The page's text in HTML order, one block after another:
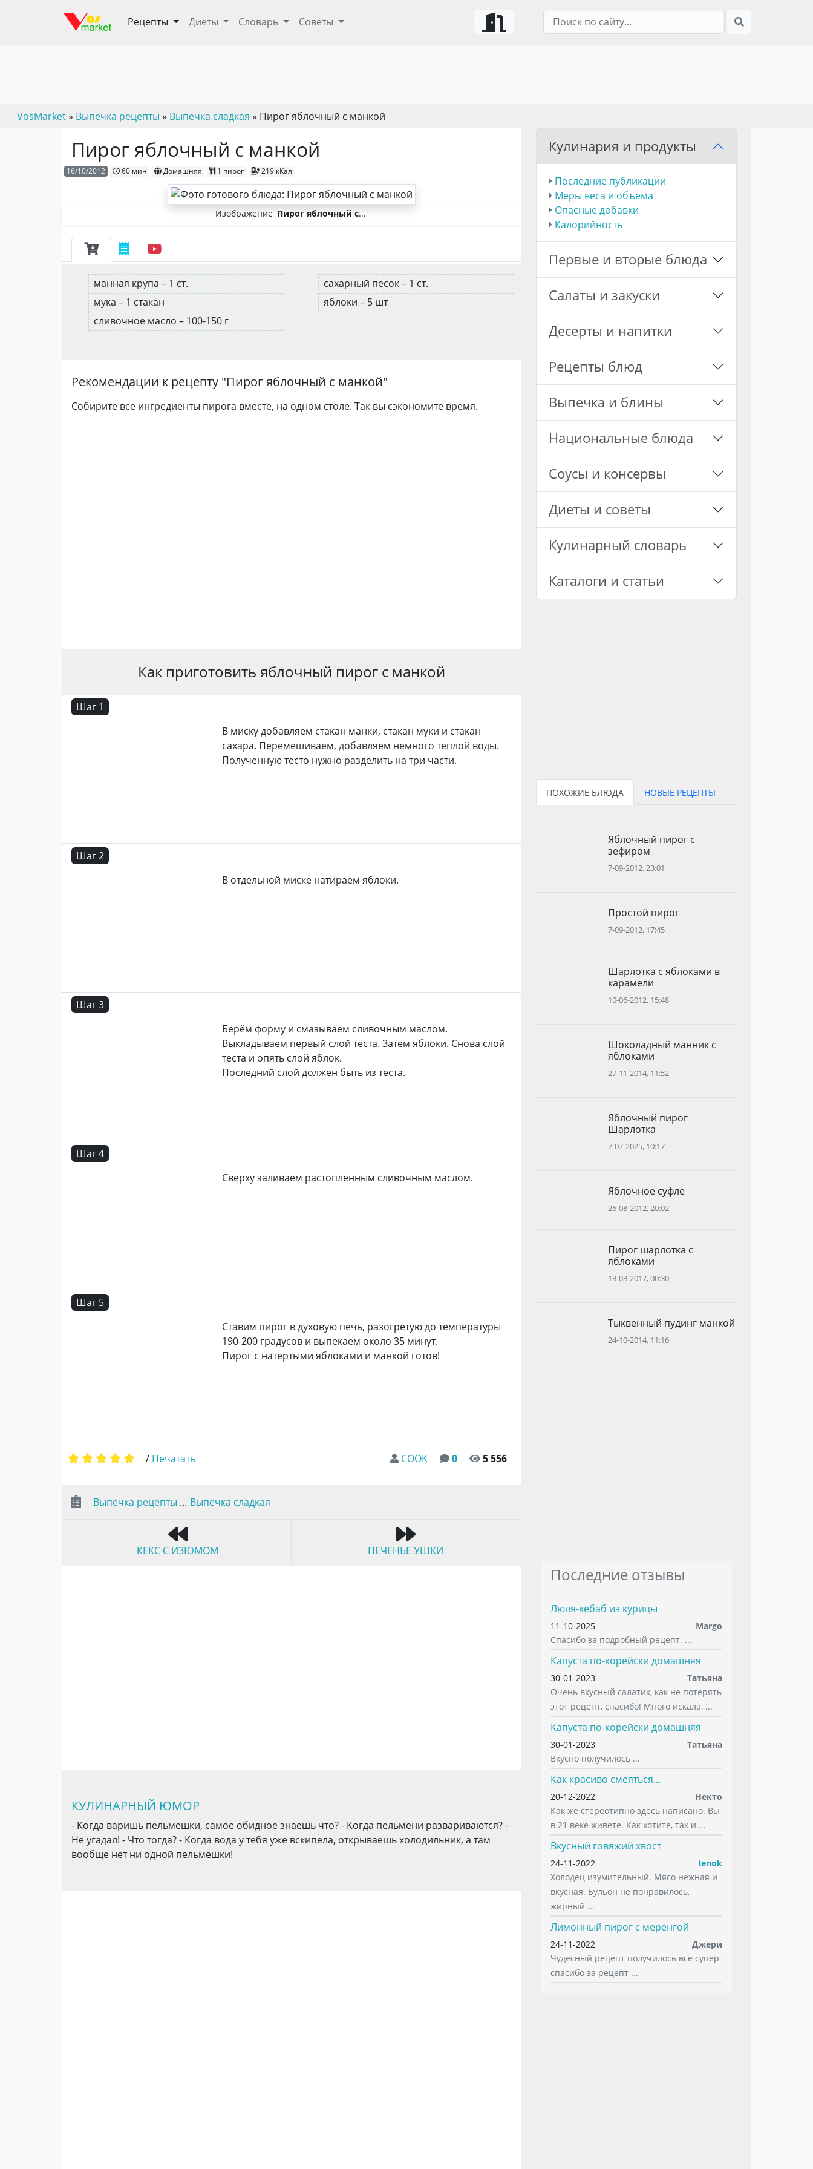
Рецепты Диеты Словарь Советы
VosMarket» Выпечка рецепты » Выпечка сладкая » Пирог яблочный с манкой
Пирог яблочный с манкой
16/10/2012 60 мин Домашняя 1 пирог 219 кКал
Изображение 'Пирог яблочный с...'
манная крупа – 1 ст.
мука – 1 стакан
сливочное масло – 100-150 г
сахарный песок – 1 ст.
яблоки – 5 шт
Рекомендации к рецепту "Пирог яблочный с манкой"
Собирите все ингредиенты пирога вместе, на одном столе. Так вы сэкономите время.
Как приготовить яблочный пирог с манкой
Шаг 1
В миску добавляем стакан манки, стакан муки и стакан
сахара. Перемешиваем, добавляем немного теплой воды.
Полученную тесто нужно разделить на три части.
Шаг 2
В отдельной миске натираем яблоки.
Шаг 3
Берём форму и смазываем сливочным маслом.
Выкладываем первый слой теста. Затем яблоки. Снова слой
теста и опять слой яблок.
Последний слой должен быть из теста.
Шаг 4
Сверху заливаем растопленным сливочным маслом.
Шаг 5
Ставим пирог в духовую печь, разогретую до температуры
190-200 градусов и выпекаем около 35 минут.
Пирог с натертыми яблоками и манкой готов!
COOK 0 5 556
/ Печатать
Выпечка рецепты … Выпечка сладкая
КЕКС С ИЗЮМОМ ПЕЧЕНЬЕ УШКИ
КУЛИНАРНЫЙ ЮМОР
- Когда варишь пельмешки, самое обидное знаешь что? - Когда пельмени развариваются? -
Не угадал! - Что тогда? - Когда вода у тебя уже вскипела, открываешь холодильник, а там
вообще нет ни одной пельмешки!
Кулинария и продукты
Последние публикации
Меры веса и объема
Опасные добавки
Калорийность
Первые и вторые блюда
Салаты и закуски
Десерты и напитки
Рецепты блюд
Выпечка и блины
Национальные блюда
Соусы и консервы
Диеты и советы
Кулинарный словарь
Каталоги и статьи
ПОХОЖИЕ БЛЮДА НОВЫЕ РЕЦЕПТЫ
Яблочный пирог с
зефиром
7-09-2012, 23:01
Простой пирог
7-09-2012, 17:45
Шарлотка с яблоками в
карамели
10-06-2012, 15:48
Шоколадный манник с
яблоками
27-11-2014, 11:52
Яблочный пирог
Шарлотка
7-07-2025, 10:17
Яблочное суфле
26-08-2012, 20:02
Пирог шарлотка с
яблоками
13-03-2017, 00:30
Тыквенный пудинг манкой
24-10-2014, 11:16
Последние отзывы
Люля-кебаб из курицы
11-10-2025
Margo
Спасибо за подробный рецепт. ...
Капуста по-корейски домашняя
30-01-2023
Татьяна
Очень вкусный салатик, как не потерять
этот рецепт, спасибо! Много искала, ...
Капуста по-корейски домашняя
30-01-2023
Татьяна
Вкусно получилось ...
Как красиво смеяться...
20-12-2022
Некто
Как же стереотипно здесь написано. Вы
в 21 веке живете. Как хотите, так и ...
Вкусный говяжий хвост
24-11-2022
lenok
Холодец изумительный. Мясо нежная и
вкусная. Бульон не понравилось,
жирный ...
Лимонный пирог с меренгой
24-11-2022
Джери
Чудесный рецепт получилось все супер
спасибо за рецепт ...